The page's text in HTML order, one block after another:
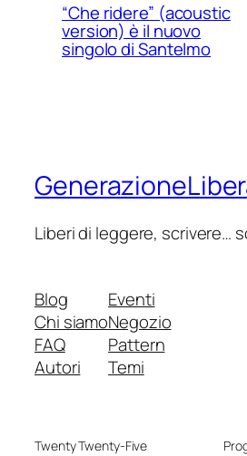
“Che ridere” (acoustic
version) è il nuovo
singolo di Santelmo
Liberi di leggere, scrivere…
Blog
Chi siamo
FAQ
Autori
Eventi
Negozio
Pattern
Temi
Twenty Twenty-Five